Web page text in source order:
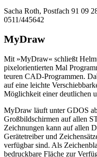
Sacha Roth, Postfach 91 09
0511/445642
MyDraw
Mit »MyDraw« schließt
pixelorientierten Mal
teuren CAD-Programmen.
auf eine leichte
Möglichkeit einer deutlichen
MyDraw läuft unter GDOS
Großbildschirmen auf allen
Zeichnungen kann auf allen
Gerätetreiber und
verfügbar sind. Als
bedruckbare Fläche zur